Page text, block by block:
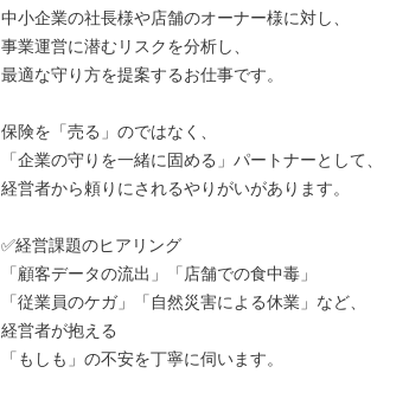
中小企業の社長様や店舗のオーナー様に対し、
事業運営に潜むリスクを分析し、
最適な守り方を提案するお仕事です。
保険を「売る」のではなく、
「企業の守りを一緒に固める」パートナーとして、
経営者から頼りにされるやりがいがあります。
✅経営課題のヒアリング
「顧客データの流出」「店舗での食中毒」
「従業員のケガ」「自然災害による休業」など、
経営者が抱える
「もしも」の不安を丁寧に伺います。